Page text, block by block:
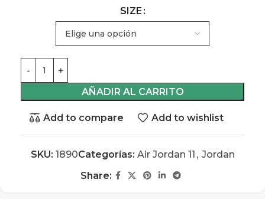
SIZE
AÑADIR AL CARRITO
Add to compare Add to wishlist
SKU: 1890Categorías: Air Jordan 11 , Jordan
Share: